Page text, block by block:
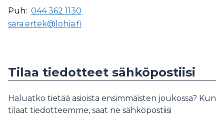
Puh: 044 362 1130
sara.ertek@lohja.fi
Tilaa tiedotteet sähköpostiisi
Haluatko tietää asioista ensimmäisten joukossa? Kun
tilaat tiedotteemme, saat ne sähköpostiisi